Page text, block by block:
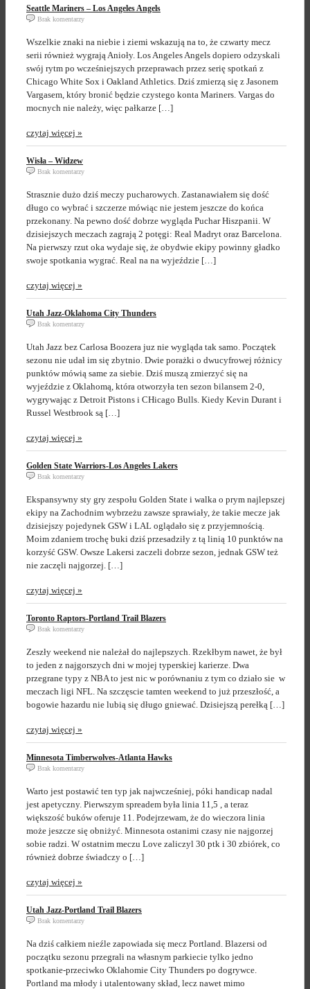
Seattle Mariners – Los Angeles Angels
Brak komentarzy
Wszelkie znaki na niebie i ziemi wskazują na to, że czwarty mecz
serii również wygrają Anioły. Los Angeles Angels dopiero odzyskali
swój rytm po wcześniejszych przeprawach przez serię spotkań z
Chicago White Sox i Oakland Athletics. Dziś zmierzą się z Jasonem
Vargasem, który bronić będzie czystego konta Mariners. Vargas do
mocnych nie należy, więc pałkarze […]
czytaj więcej »
Wisła – Widzew
Brak komentarzy
Strasznie dużo dziś meczy pucharowych. Zastanawiałem się dość
długo co wybrać i szczerze mówiąc nie jestem jeszcze do końca
przekonany. Na pewno dość dobrze wygląda Puchar Hiszpanii. W
dzisiejszych meczach zagrają 2 potęgi: Real Madryt oraz Barcelona.
Na pierwszy rzut oka wydaje się, że obydwie ekipy powinny gładko
swoje spotkania wygrać. Real na na wyjeździe […]
czytaj więcej »
Utah Jazz-Oklahoma City Thunders
Brak komentarzy
Utah Jazz bez Carlosa Boozera juz nie wygląda tak samo. Początek
sezonu nie udał im się zbytnio. Dwie porażki o dwucyfrowej różnicy
punktów mówią same za siebie. Dziś muszą zmierzyć się na
wyjeździe z Oklahomą, która otworzyła ten sezon bilansem 2-0,
wygrywając z Detroit Pistons i CHicago Bulls. Kiedy Kevin Durant i
Russel Westbrook są […]
czytaj więcej »
Golden State Warriors-Los Angeles Lakers
Brak komentarzy
Ekspansywny sty gry zespołu Golden State i walka o prym najlepszej
ekipy na Zachodnim wybrzeżu zawsze sprawiały, że takie mecze jak
dzisiejszy pojedynek GSW i LAL oglądało się z przyjemnością.
Moim zdaniem trochę buki dziś przesadziły z tą linią 10 punktów na
korzyść GSW. Owsze Lakersi zaczeli dobrze sezon, jednak GSW też
nie zaczęli najgorzej. […]
czytaj więcej »
Toronto Raptors-Portland Trail Blazers
Brak komentarzy
Zeszły weekend nie należał do najlepszych. Rzekłbym nawet, że był
to jeden z najgorszych dni w mojej typerskiej karierze. Dwa
przegrane typy z NBA to jest nic w porównaniu z tym co działo sie w
meczach ligi NFL. Na szczęscie tamten weekend to już przeszłość, a
bogowie hazardu nie lubią się długo gniewać. Dzisiejszą perełką […]
czytaj więcej »
Minnesota Timberwolves-Atlanta Hawks
Brak komentarzy
Warto jest postawić ten typ jak najwcześniej, póki handicap nadal
jest apetyczny. Pierwszym spreadem była linia 11,5 , a teraz
większość buków oferuje 11. Podejrzewam, że do wieczora linia
może jeszcze się obniżyć. Minnesota ostanimi czasy nie najgorzej
sobie radzi. W ostatnim meczu Love zaliczyl 30 ptk i 30 zbiórek, co
również dobrze świadczy o […]
czytaj więcej »
Utah Jazz-Portland Trail Blazers
Brak komentarzy
Na dziś całkiem nieźle zapowiada się mecz Portland. Blazersi od
początku sezonu przegrali na własnym parkiecie tylko jedno
spotkanie-przeciwko Oklahomie City Thunders po dogrywce.
Portland ma młody i utalentowany skład, lecz nawet mimo